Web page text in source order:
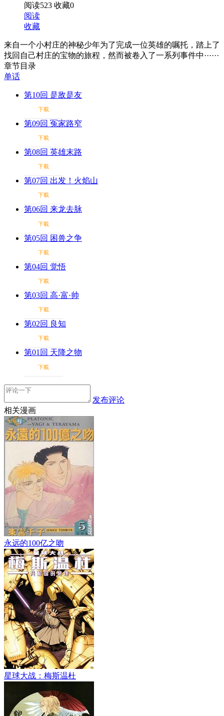
阅读523 收藏0
阅读
收藏
来自一个小村庄的神秘少年为了完成一位英雄的嘱托，踏上了
找回自己村庄的宝物的旅程，然而被卷入了一系列事件中······
章节目录
单话
第10回 是敌是友
下載
第09回 冤家路窄
下載
第08回 英雄末路
下載
第07回 出发！火焰山
下載
第06回 来龙去脉
下載
第05回 困兽之争
下載
第04回 觉悟
下載
第03回 高·富·帅
下載
第02回 良知
下載
第01回 天降之物
下載
发布评论
相关漫画
永远的100亿之吻
星球大战：梅斯温杜